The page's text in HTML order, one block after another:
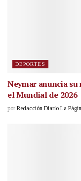
DEPORTES
Neymar anuncia
el Mundial de 2026
por Redacción Diario La